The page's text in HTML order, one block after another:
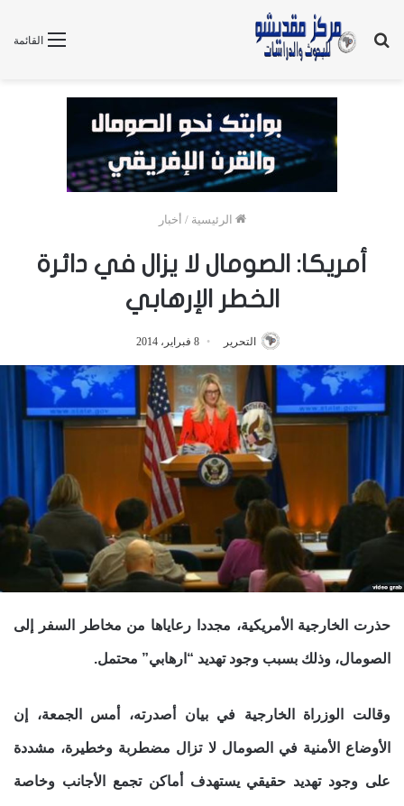
القائمة
بحث
الرئيسية / أخبار
أمريكا: الصومال لا يزال في دائرة
الخطر الإرهابي
التحرير 8 فبراير، 2014
حذرت الخارجية الأمريكية، مجددا رعاياها من مخاطر السفر إلى
الصومال، وذلك بسبب وجود تهديد “ارهابي” محتمل.
وقالت الوزراة الخارجية في بيان أصدرته، أمس الجمعة، إن
الأوضاع الأمنية في الصومال لا تزال مضطربة وخطيرة، مشددة
على وجود تهديد حقيقي يستهدف أماكن تجمع الأجانب وخاصة